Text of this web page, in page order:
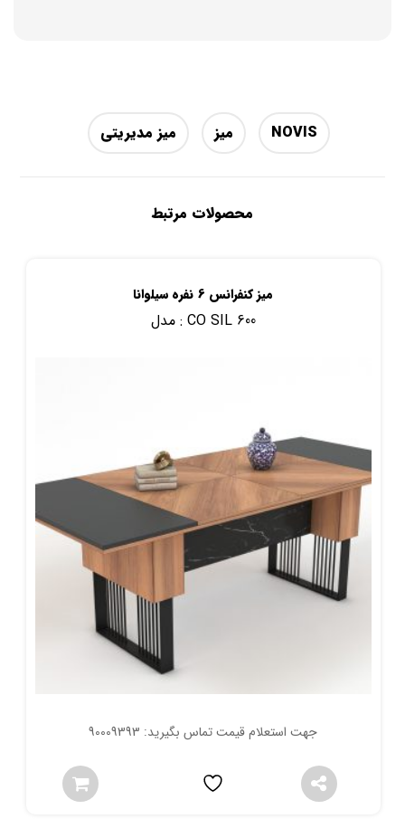
NOVIS میز میز مدیریتی
محصولات مرتبط
میز کنفرانس 6 نفره سیلوانا
مدل : CO SIL 600
جهت استعلام قیمت تماس بگیرید: 90009393